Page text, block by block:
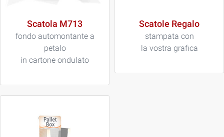
Scatola M713
fondo automontante a
petalo
in cartone ondulato
Scatole Regalo
stampata con
la vostra grafica